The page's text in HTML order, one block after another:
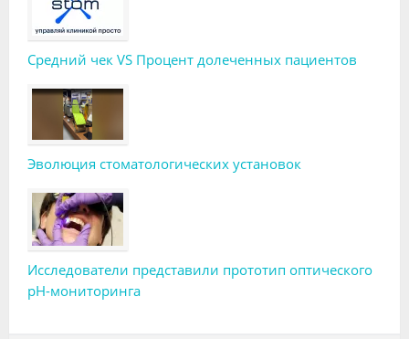
Средний чек VS Процент долеченных пациентов
Эволюция стоматологических установок
Исследователи представили прототип оптического
pH-мониторинга